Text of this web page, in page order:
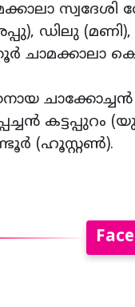
സ്വദേശി
ഡിലു (മണി),
ചാമക്കാലാ
ചാക്കോച്ചൻ
കട്ടപ്പുറം
(ഹൂസ്റ്റൺ).